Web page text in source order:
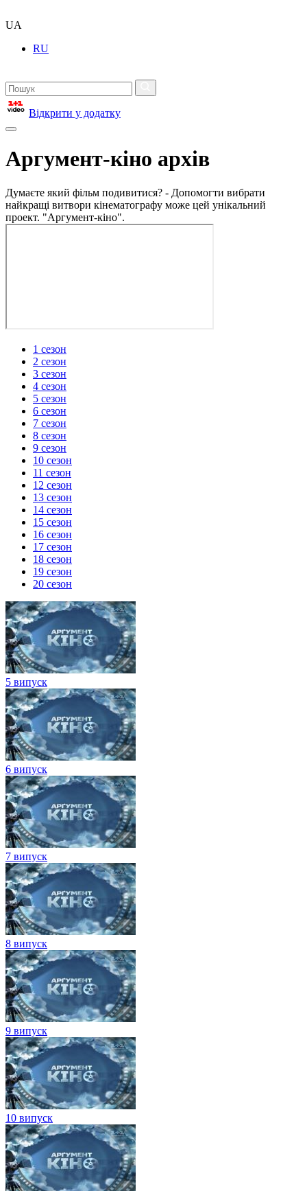
UA
RU
Відкрити у додатку
Аргумент-кіно архів
Думаєте який фільм подивитися? - Допомогти вибрати
найкращі витвори кінематографу може цей унікальний
проект. "Аргумент-кіно".
1 сезон
2 сезон
3 сезон
4 сезон
5 сезон
6 сезон
7 сезон
8 сезон
9 сезон
10 сезон
11 сезон
12 сезон
13 сезон
14 сезон
15 сезон
16 сезон
17 сезон
18 сезон
19 сезон
20 сезон
5 випуск
6 випуск
7 випуск
8 випуск
9 випуск
10 випуск